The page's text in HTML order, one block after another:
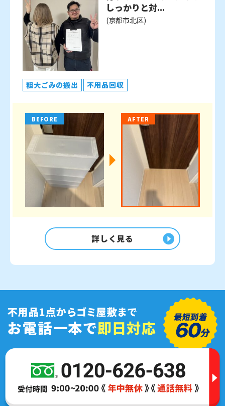
しっかりと対...
(京都市北区)
粗大ごみの搬出 不用品回収
BEFORE AFTER
詳しく見る